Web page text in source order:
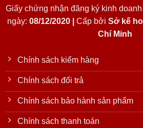
Giấy chứng nhận đăng ký kinh doanh
ngày: 08/12/2020 | Cấp bởi Sở kế
Chí Minh
Chính sách kiểm hàng
Chính sách đổi trả
Chính sách bảo hành sản phẩm
Chính sách thanh toán